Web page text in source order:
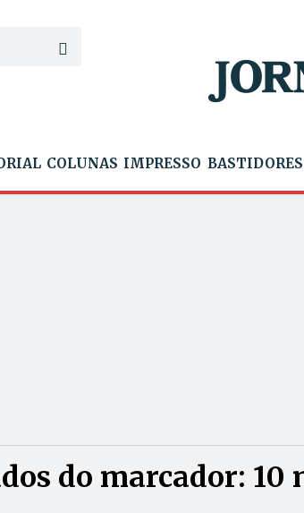
COLUNAS IMPRESSO BASTIDORES
do marcador: 10